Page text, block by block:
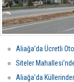
Aliağa’da Ücretli
Siteler
Aliağa’da